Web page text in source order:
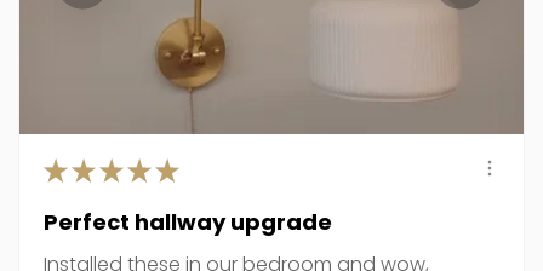
★★★★★
Perfect hallway upgrade
Installed these in our bedroom and wow,